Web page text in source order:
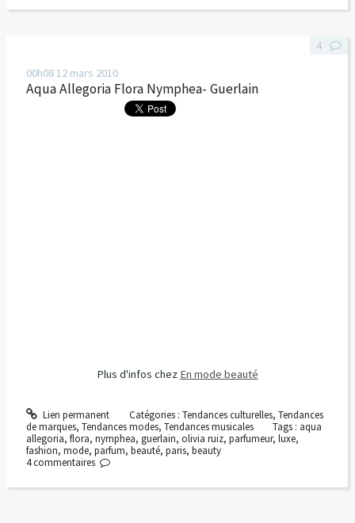
00h0812 mars 2010
Aqua Allegoria Flora Nymphea- Guerlain
Plus d'infos chez En mode beauté
Lien permanent Catégories : Tendances culturelles, Tendances
de marques, Tendances modes, Tendances musicales Tags : aqua
allegoria, flora, nymphea, guerlain, olivia ruiz, parfumeur, luxe,
fashion, mode, parfum, beauté, paris, beauty
4
4 commentaires